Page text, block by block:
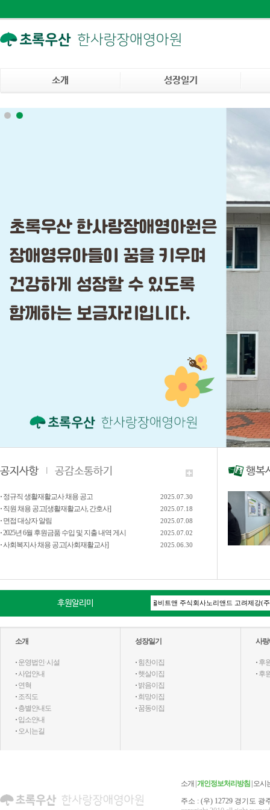
소개 성장일기
공지사항 공감소통하기
· 정규직 생활재활교사 채용 공고 2025.07.30
· 직원 채용 공고[생활재활교사, 간호사] 2025.07.18
· 면접 대상자 알림 2025.07.08
·2025년 6월 후원금품 수입 및 지출 내역 게시 2025.07.02
·사회복지사 채용 공고[사회재활교사] 2025.06.30
행복
후원알리미
소개
· 운영법인·시설
· 사업안내
· 연혁
· 조직도
· 층별안내도
· 입소안내
· 오시는길
성장일기
· 힘찬이집
· 햇살이집
· 밝음이집
· 희망이집
· 꿈동이집
사
· 후
· 후
소개 개인정보처리방침 오시
주소 : (우) 12729 경기도 광